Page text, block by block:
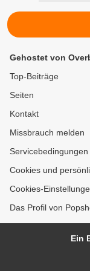
Gehostet von
Top-Beiträge
Seiten
Kontakt
Missbrauch melden
Servicebedingungen
Cookies und
Cookies-
Das Profil von
Ein